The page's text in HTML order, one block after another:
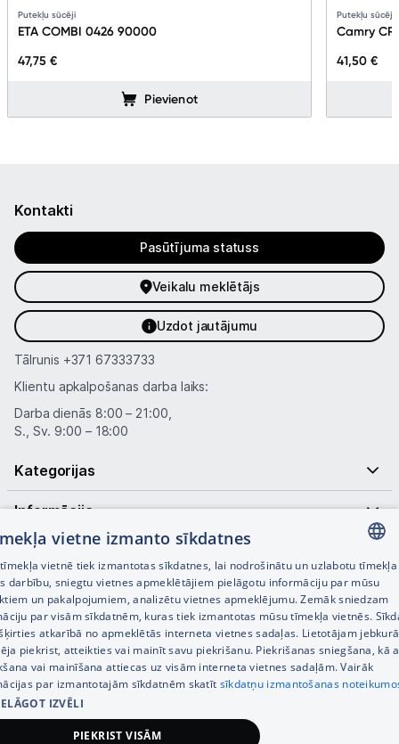
Putekļu sūcēji
ETA COMBI 0426 90000
47,75 €
Pievienot
Putekļu sūcēji
Camry
41,50 €
Kontakti
Pasūtījuma statuss
Veikalu meklētājs
Uzdot jautājumu
Tālrunis +371 67333733
Klientu apkalpošanas darba laiks:
Darba dienās 8:00 – 21:00,
S., Sv. 9:00 – 18:00
Kategorijas
Informācija
Noderīgas saites
© SIA Tet 2026 -
LATVIAN
RUSSIAN
ENGLISH
vietne izmanto sīkdatnes
vietnē tiek izmantotas sīkdatnes, lai nodrošinātu un uzlabotu tīmekļa
darbību, sniegtu vietnes apmeklētājiem pielāgotu informāciju par mūsu
un pakalpojumiem, analizētu vietnes apmeklējumu. Zemāk sniedzam
par visām sīkdatnēm, kuras tiek izmantotas mūsu tīmekļa vietnēs.
atkarībā no apmeklētās interneta vietnes sadaļas. Lietotājam
piekrist, atteikties vai mainīt savu piekrišanu. Piekrišanas sniegšana, kā
vai mainīšana attiecas uz visām interneta vietnes sadaļām. Vairāk
par izmantotajām sīkdatnēm skatīt sīkdatņu izmantošanas
IZVĒLI
PIEKRIST VISĀM